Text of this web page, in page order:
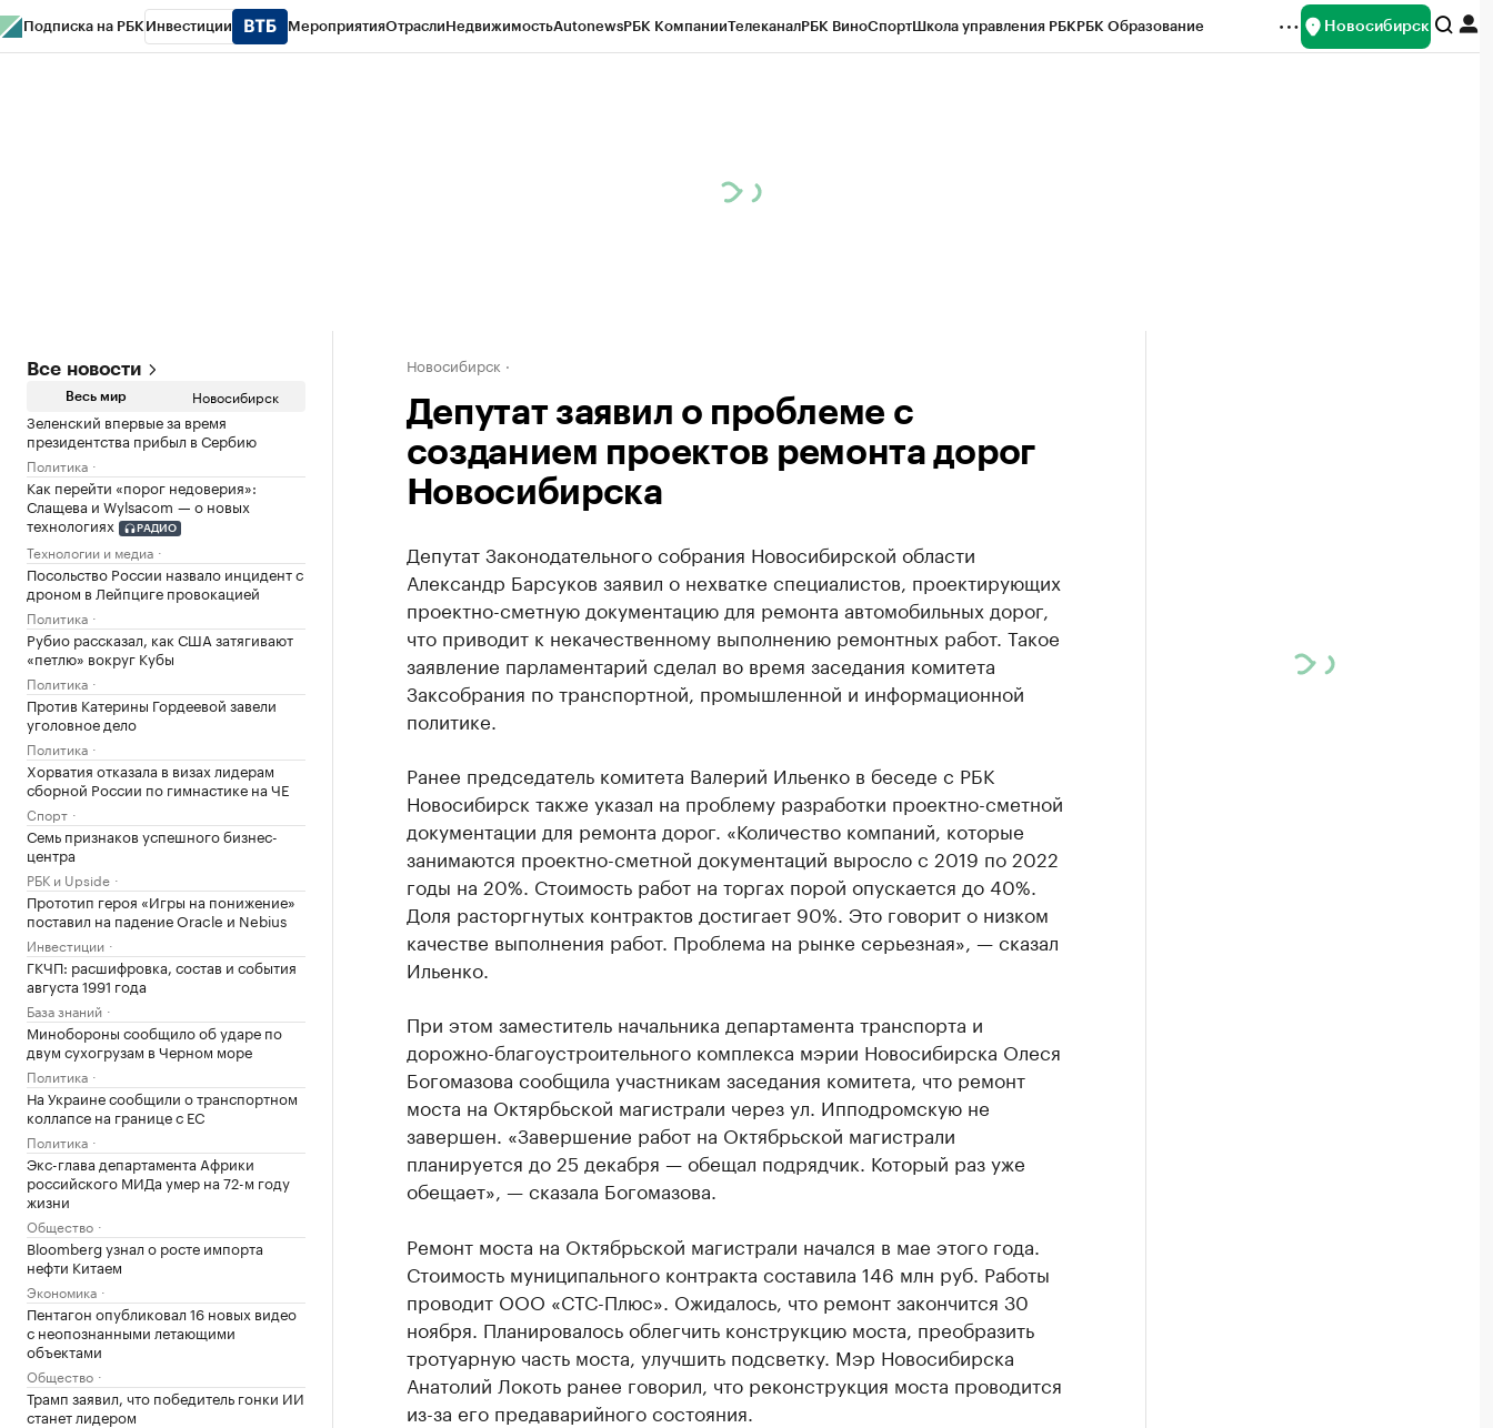
Подписка на РБК Инвестиции МероприятияОтраслиНедвижимостьAutonewsРБК КомпанииТелеканалРБК ВиноСпортШкола управления РБКРБК Образование Новосибирск
Все новости
Весь мир Новосибирск
Зеленский впервые за время
президентства прибыл в Сербию
Политика
Как перейти «порог недоверия»:
Слащева и Wylsacom — о новых
технологиях
РАДИО
Технологии и медиа
Посольство России назвало инцидент с
дроном в Лейпциге провокацией
Политика
Рубио рассказал, как США затягивают
«петлю» вокруг Кубы
Политика
Против Катерины Гордеевой завели
уголовное дело
Политика
Хорватия отказала в визах лидерам
сборной России по гимнастике на ЧЕ
Спорт
Семь признаков успешного бизнес-
центра
РБК и Upside
Прототип героя «Игры на понижение»
поставил на падение Oracle и Nebius
Инвестиции
ГКЧП: расшифровка, состав и события
августа 1991 года
База знаний
Минобороны сообщило об ударе по
двум сухогрузам в Черном море
Политика
На Украине сообщили о транспортном
коллапсе на границе с ЕС
Политика
Экс-глава департамента Африки
российского МИДа умер на 72-м году
жизни
Общество
Bloomberg узнал о росте импорта
нефти Китаем
Экономика
Пентагон опубликовал 16 новых видео
с неопознанными летающими
объектами
Общество
Трамп заявил, что победитель гонки ИИ
станет лидером
Новосибирск
Депутат заявил о проблеме с
созданием проектов ремонта дорог
Новосибирска
Депутат Законодательного собрания Новосибирской области
Александр Барсуков заявил о нехватке специалистов, проектирующих
проектно-сметную документацию для ремонта автомобильных дорог,
что приводит к некачественному выполнению ремонтных работ. Такое
заявление парламентарий сделал во время заседания комитета
Заксобрания по транспортной, промышленной и информационной
политике.
Ранее председатель комитета Валерий Ильенко в беседе с РБК
Новосибирск также указал на проблему разработки проектно-сметной
документации для ремонта дорог. «Количество компаний, которые
занимаются проектно-сметной документаций выросло с 2019 по 2022
годы на 20%. Стоимость работ на торгах порой опускается до 40%.
Доля расторгнутых контрактов достигает 90%. Это говорит о низком
качестве выполнения работ. Проблема на рынке серьезная», — сказал
Ильенко.
При этом заместитель начальника департамента транспорта и
дорожно-благоустроительного комплекса мэрии Новосибирска Олеся
Богомазова сообщила участникам заседания комитета, что ремонт
моста на Октярбьской магистрали через ул. Ипподромскую не
завершен. «Завершение работ на Октябрьской магистрали
планируется до 25 декабря — обещал подрядчик. Который раз уже
обещает», — сказала Богомазова.
Ремонт моста на Октябрьской магистрали начался в мае этого года.
Стоимость муниципального контракта составила 146 млн руб. Работы
проводит ООО «СТС-Плюс». Ожидалось, что ремонт закончится 30
ноября. Планировалось облегчить конструкцию моста, преобразить
тротуарную часть моста, улучшить подсветку. Мэр Новосибирска
Анатолий Локоть ранее говорил, что реконструкция моста проводится
из-за его предаварийного состояния.